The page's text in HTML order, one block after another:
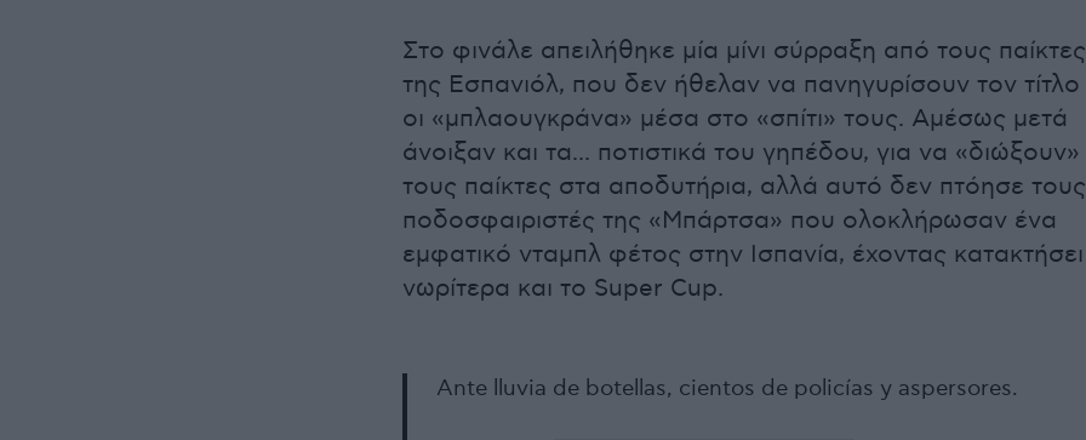
Στο φινάλε απειλήθηκε μία μίνι σύρραξη από τους παίκτες
της Εσπανιόλ, που δεν ήθελαν να πανηγυρίσουν τον τίτλο
οι «μπλαουγκράνα» μέσα στο «σπίτι» τους. Αμέσως μετά
άνοιξαν και τα... ποτιστικά του γηπέδου, για να «διώξουν»
τους παίκτες στα αποδυτήρια, αλλά αυτό δεν πτόησε τους
ποδοσφαιριστές της «Μπάρτσα» που ολοκλήρωσαν ένα
εμφατικό νταμπλ φέτος στην Ισπανία, έχοντας κατακτήσει
νωρίτερα και το Super Cup.
Ante lluvia de botellas, cientos de policías y aspersores.